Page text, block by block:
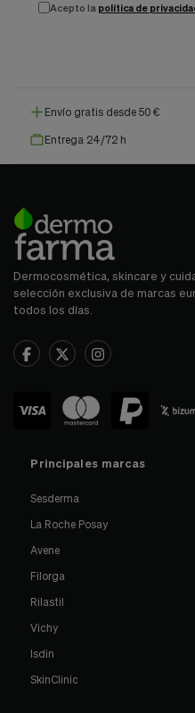
Acepto la política de
Envío gratis desde 50 €
Entrega 24/72 h
Dermocosmética, skincare y
selección exclusiva de marcas
todos los días.
Principales marcas
Sesderma
La Roche Posay
Avene
Filorga
Rilastil
Vichy
Isdin
SkinClinic